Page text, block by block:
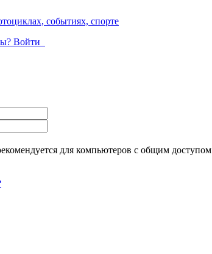
событиях, спорте
Войти
для компьютеров с общим доступом